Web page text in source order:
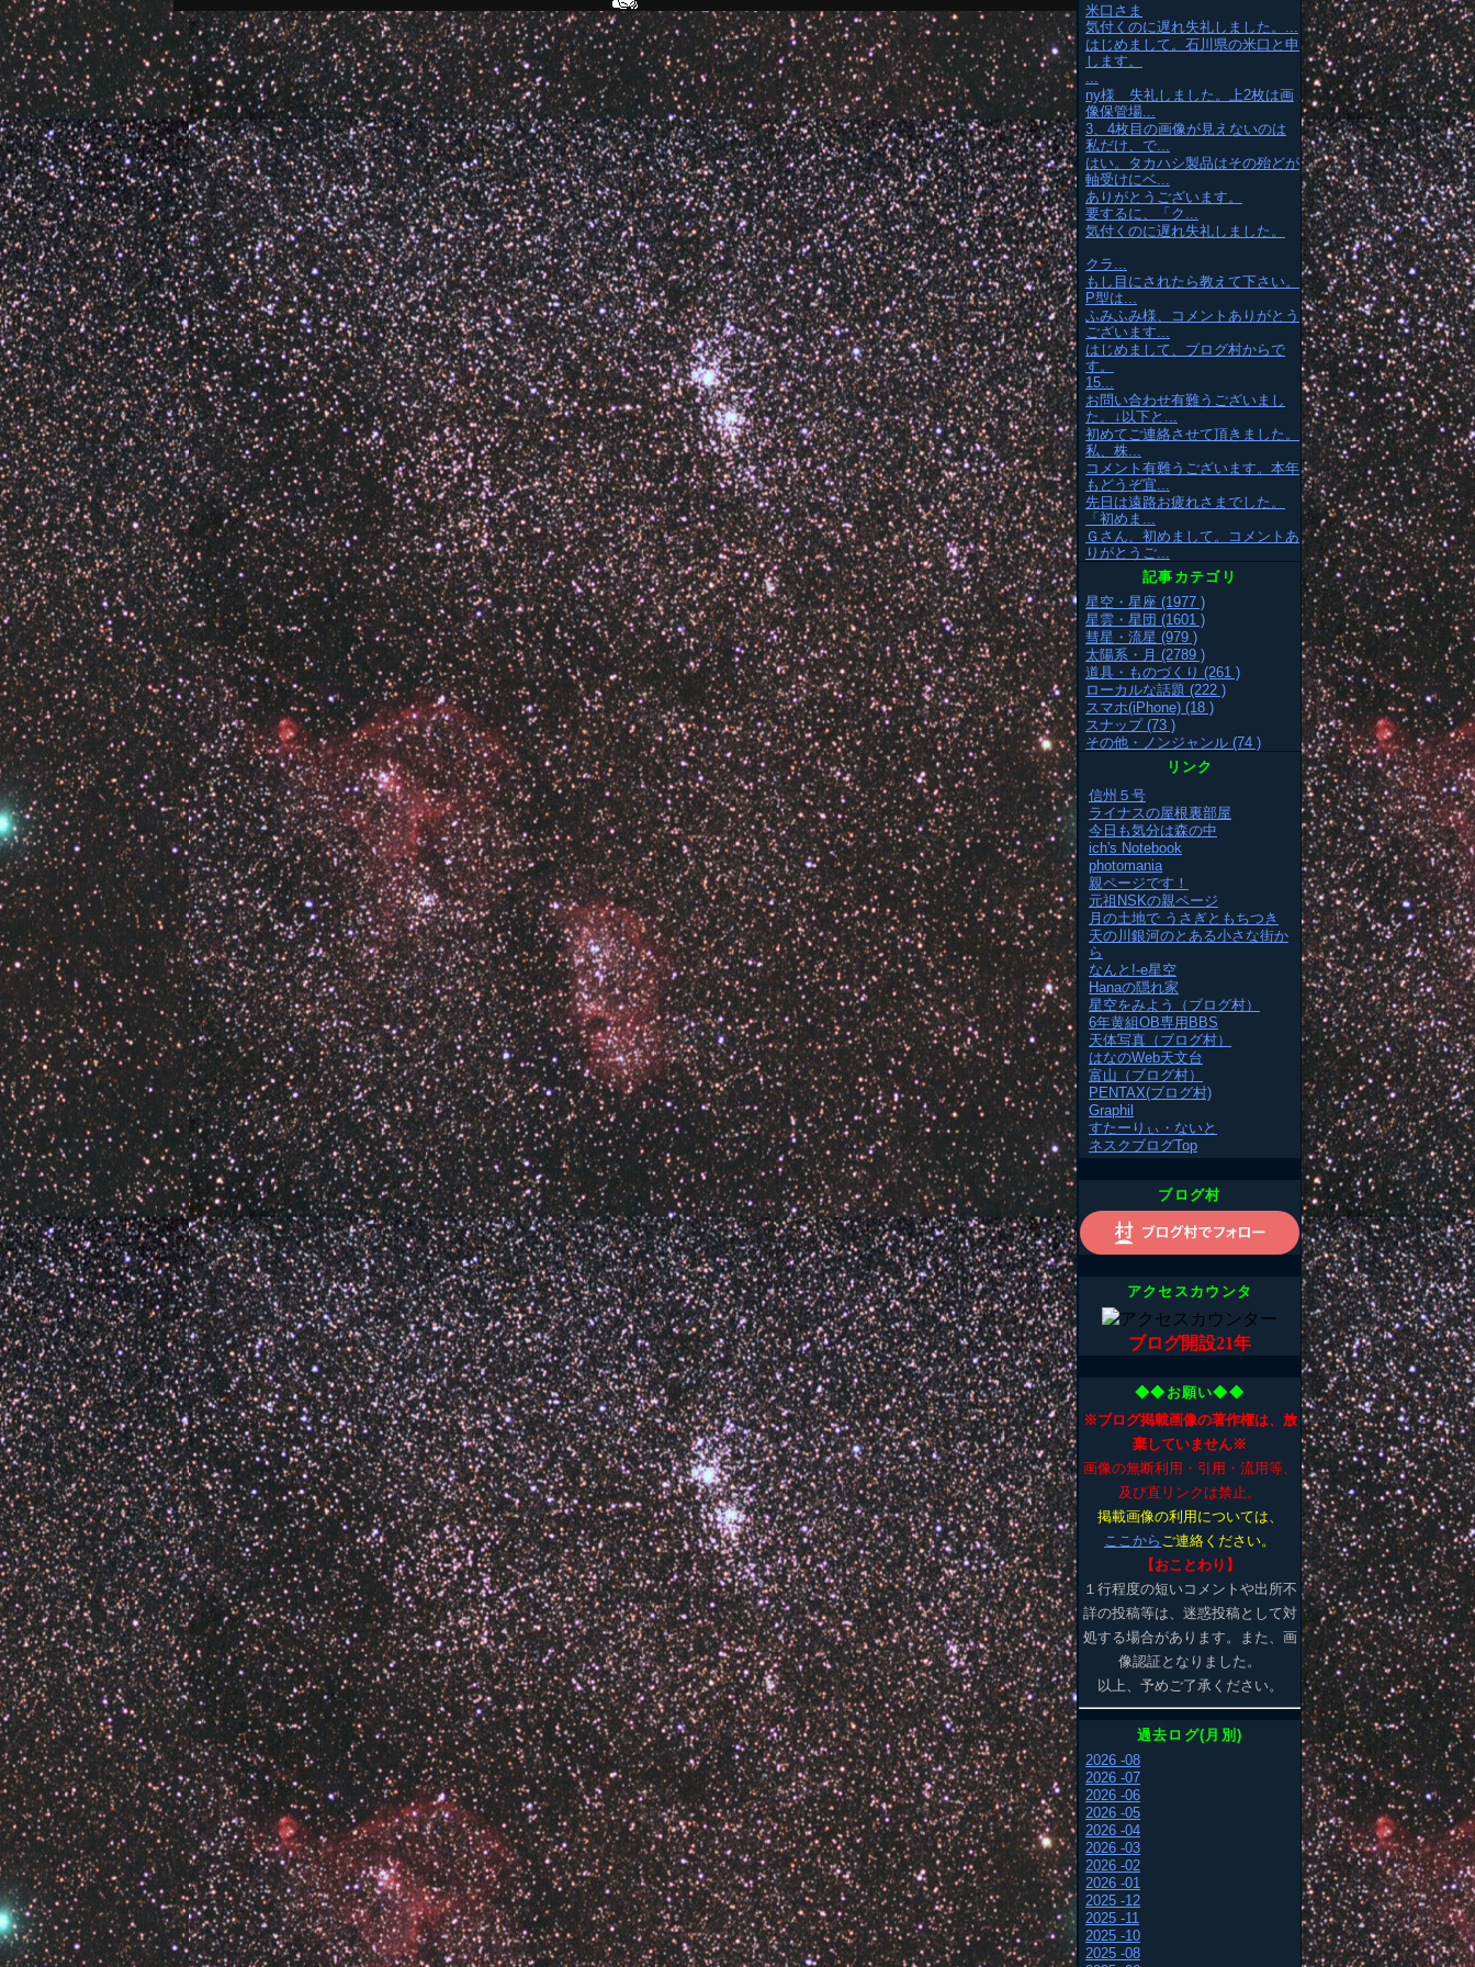
米口さま
気付くのに遅れ失礼しました。...
はじめまして。石川県の米口と申
します。
...
ny様 失礼しました。上2枚は画
像保管場...
3、4枚目の画像が見えないのは
私だけ、で...
はい。タカハシ製品はその殆どが
軸受けにベ...
ありがとうございます。
要するに、「ク...
気付くのに遅れ失礼しました。
クラ...
もし目にされたら教えて下さい。
P型は...
ふみふみ様、コメントありがとう
ございます...
はじめまして、ブログ村からで
す。
15...
お問い合わせ有難うございまし
た。↓以下と...
初めてご連絡させて頂きました。
私、株...
コメント有難うございます。本年
もどうぞ宜...
先日は遠路お疲れさまでした。
「初めま...
Ｇさん、初めまして。コメントあ
りがとうご...
記事カテゴリ
星空・星座 (1977 )
星雲・星団 (1601 )
彗星・流星 (979 )
太陽系・月 (2789 )
道具・ものづくり (261 )
ローカルな話題 (222 )
スマホ(iPhone) (18 )
スナップ (73 )
その他・ノンジャンル (74 )
リンク
信州５号
ライナスの屋根裏部屋
今日も気分は森の中
ich's Notebook
photomania
親ページです！
元祖NSKの親ページ
月の土地で うさぎともちつき
天の川銀河のとある小さな街か
ら
なんと!-e星空
Hanaの隠れ家
星空をみよう（ブログ村）
6年黄組OB専用BBS
天体写真（ブログ村）
はなのWeb天文台
富山（ブログ村）
PENTAX(ブログ村)
Graphil
すたーりぃ・ないと
ネスクブログTop
ブログ村
アクセスカウンタ
ブログ開設21年
◆◆お願い◆◆
※ブログ掲載画像の著作権は、放
棄していません※
画像の無断利用・引用・流用等、
及び直リンクは禁止。
掲載画像の利用については、
ここから ご連絡ください。
【おことわり】
１行程度の短いコメントや出所不
詳の投稿等は、迷惑投稿として対
処する場合があります。また、画
像認証となりました。
以上、予めご了承ください。
過去ログ(月別)
2026 -08
2026 -07
2026 -06
2026 -05
2026 -04
2026 -03
2026 -02
2026 -01
2025 -12
2025 -11
2025 -10
2025 -08